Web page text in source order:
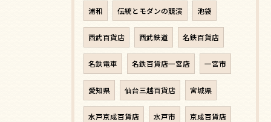
浦和 伝統とモダンの競演 池袋
西武百貨店 西武鉄道 名鉄百貨店
名鉄電車 名鉄百貨店一宮店 一宮市
愛知県 仙台三越百貨店 宮城県
水戸京成百貨店 水戸市 京成百貨店